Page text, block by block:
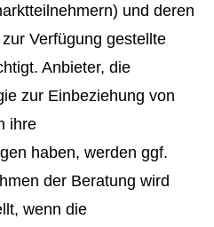
und deren
Verfügung gestellte
Anbieter, die
zur Einbeziehung von
ihre
haben, werden ggf.
der Beratung wird
wenn die